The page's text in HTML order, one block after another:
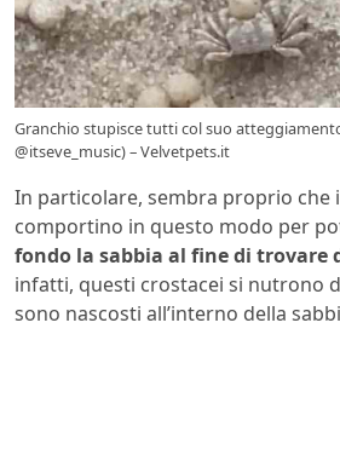
Granchio stupisce tutti col suo
@itseve_music) – Velvetpets.it
In particolare, sembra proprio che
comportino in questo modo per
fondo la sabbia al fine di trovare
infatti, questi crostacei si nutrono
sono nascosti all’interno della